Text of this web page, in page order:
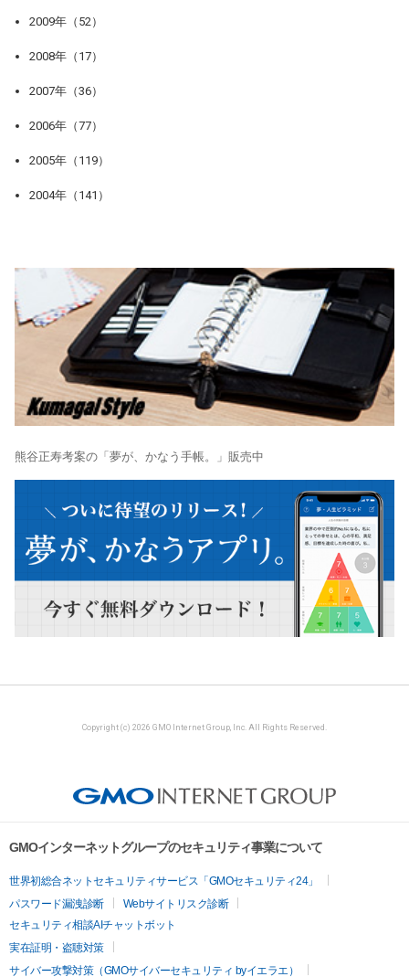
2009年（52）
2008年（17）
2007年（36）
2006年（77）
2005年（119）
2004年（141）
熊谷正寿考案の「夢が、かなう手帳。」販売中
Copyright (c) 2026 GMO Internet Group, Inc. All Rights Reserved.
GMOインターネットグループのセキュリティ事業について
世界初総合ネットセキュリティサービス「GMOセキュリティ24」
パスワード漏洩診断
Webサイトリスク診断
セキュリティ相談AIチャットボット
実在証明・盗聴対策
サイバー攻撃対策（GMOサイバーセキュリティ byイエラエ）